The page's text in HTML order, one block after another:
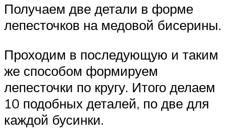
Получаем две детали в форме
лепесточков на медовой бисерины.
Проходим в последующую и таким
же способом формируем
лепесточки по кругу. Итого делаем
10 подобных деталей, по две для
каждой бусинки.